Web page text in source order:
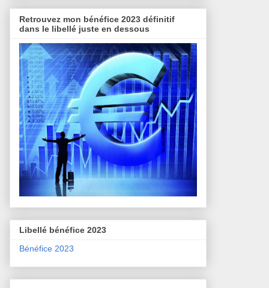
Retrouvez mon bénéfice 2023 définitif
dans le libellé juste en dessous
Libellé bénéfice 2023
Bénéfice 2023